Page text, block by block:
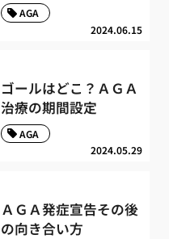
2024.06.15
AGA
ゴールはどこ？ＡＧＡ
治療の期間設定
2024.05.29
AGA
ＡＧＡ発症宣告その後
の向き合い方